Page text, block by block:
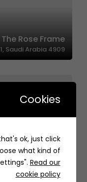
The Rose Frame | برواز الورد
4909 Sadir, Shubra, Riyadh 12988 7581, Saudi Arabia
Nohaty Bakery | نوهاتي بيكري
12794, Saudi
Arabia
Cookies
ok, just click
what kind of
Read our
cookie policy